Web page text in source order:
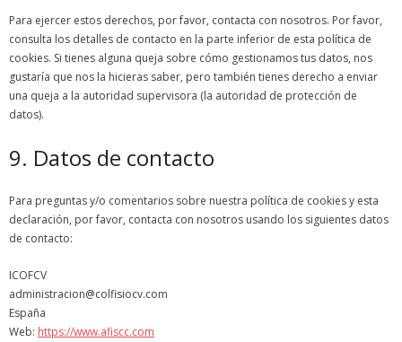
Para ejercer estos derechos, por favor, contacta con nosotros. Por favor,
consulta los detalles de contacto en la parte inferior de esta política de
cookies. Si tienes alguna queja sobre cómo gestionamos tus datos, nos
gustaría que nos la hicieras saber, pero también tienes derecho a enviar
una queja a la autoridad supervisora (la autoridad de protección de
datos).
9. Datos de contacto
Para preguntas y/o comentarios sobre nuestra política de cookies y esta
declaración, por favor, contacta con nosotros usando los siguientes datos
de contacto:
ICOFCV
administracion@colfisiocv.com
España
Web: https://www.afiscc.com